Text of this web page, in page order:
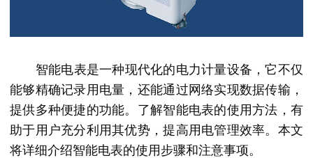
智能电表是一种现代化的电力计量设备，它不仅
能够精确记录用电量，还能通过网络实现数据传输，
提供多种便捷的功能。了解智能电表的使用方法，有
助于用户充分利用其优势，提高用电管理效率。本文
将详细介绍智能电表的使用步骤和注意事项。